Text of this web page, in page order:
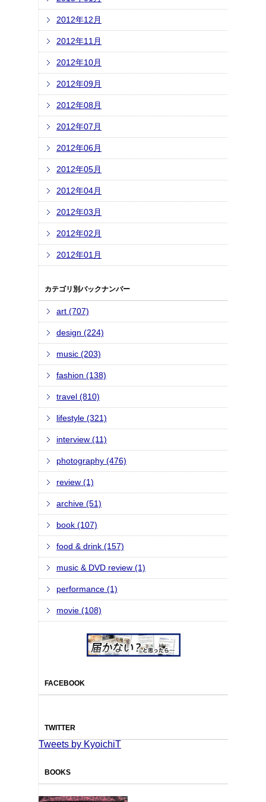
2012年12月
2012年11月
2012年10月
2012年09月
2012年08月
2012年07月
2012年06月
2012年05月
2012年04月
2012年03月
2012年02月
2012年01月
カテゴリ別バックナンバー
art (707)
design (224)
music (203)
fashion (138)
travel (810)
lifestyle (321)
interview (11)
photography (476)
review (1)
archive (51)
book (107)
food & drink (157)
music & DVD review (1)
performance (1)
movie (108)
FACEBOOK
TWITTER
Tweets by KyoichiT
BOOKS